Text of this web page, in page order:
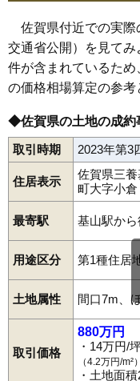
佐賀県付近での実際
交通省公開）を見て
件が含まれているた
の価格相場算定の参考
◆佐賀県の土地の成約
取引時期 2023年第3
住居表示
佐賀県三
町大字小倉
最寄駅 基山駅か
用途区分 第1種住居
土地属性 間口7m、
取引価格
880万円
・14万円/
（4.2万円/m²）
・土地面